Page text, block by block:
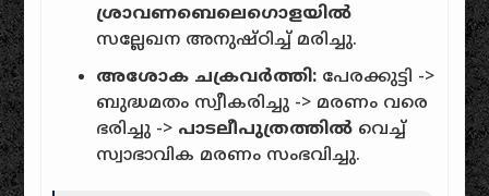
ശ്രാവണബെലെഗൊളയിൽ
സല്ലേഖന അനുഷ്ഠിച്ച് മരിച്ചു.
അശോക ചക്രവർത്തി: പേരക്കുട്ടി ->
ബുദ്ധമതം സ്വീകരിച്ചു -> മരണം വരെ
ഭരിച്ചു -> പാടലീപുത്രത്തിൽ വെച്ച്
സ്വാഭാവിക മരണം സംഭവിച്ചു.